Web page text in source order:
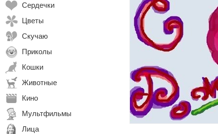
Сердечки
Цветы
Скучаю
Приколы
Кошки
Животные
Кино
Мультфильмы
Лица